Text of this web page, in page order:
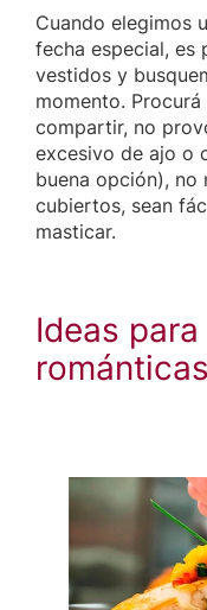
Cuando elegimos
fecha especial, es
vestidos y
momento.
compartir, no
excesivo de ajo o
buena opción), no
cubiertos, sean
masticar.
Ideas